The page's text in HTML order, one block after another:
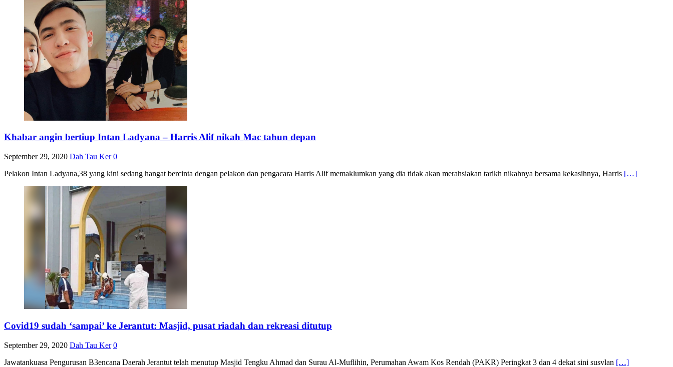
Khabar angin bertiup Intan Ladyana – Harris Alif nikah Mac tahun depan
September 29, 2020 Dah Tau Ker 0
Pelakon Intan Ladyana,38 yang kini sedang hangat bercinta dengan pelakon dan pengacara Harris Alif memaklumkan yang dia tidak akan merahsiakan tarikh nikahnya bersama kekasihnya, Harris […]
Covid19 sudah ‘sampai’ ke Jerantut: Masjid, pusat riadah dan rekreasi ditutup
September 29, 2020 Dah Tau Ker 0
Jawatankuasa Pengurusan B3encana Daerah Jerantut telah menutup Masjid Tengku Ahmad dan Surau Al-Muflihin, Perumahan Awam Kos Rendah (PAKR) Peringkat 3 dan 4 dekat sini susvlan […]